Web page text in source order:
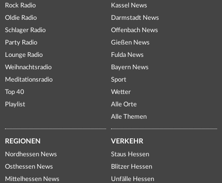
Rock Radio
Oldie Radio
Schlager Radio
Party Radio
Lounge Radio
Weihnachtsradio
Meditationsradio
Top 40
Playlist
Kassel News
Darmstadt News
Offenbach News
Gießen News
Fulda News
Bayern News
Sport
Wetter
Alle Orte
Alle Themen
REGIONEN
Nordhessen News
Osthessen News
Mittelhessen News
VERKEHR
Staus Hessen
Blitzer Hessen
Unfälle Hessen